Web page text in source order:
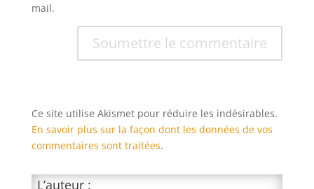
mail.
Soumettre le commentaire
Ce site utilise Akismet pour réduire les indésirables.
En savoir plus sur la façon dont les données de vos
commentaires sont traitées.
L’auteur :